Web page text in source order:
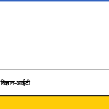
विज्ञान-आईटी